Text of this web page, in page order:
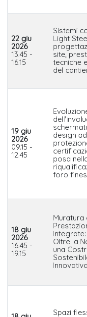
22 giu
2026
13.45 -
16.15
Sistemi
Light
site,
tecniche
del
19 giu
2026
09.15 -
12.45
design
posa
foro
18 giu
2026
16.45 -
19.15
Muratura
Oltre la
una
Innovativa
Spazi